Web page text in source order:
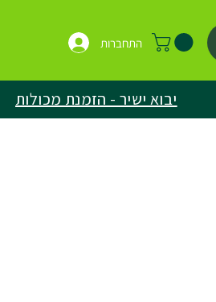
התחברות
יבוא ישיר - הזמנת מכולות